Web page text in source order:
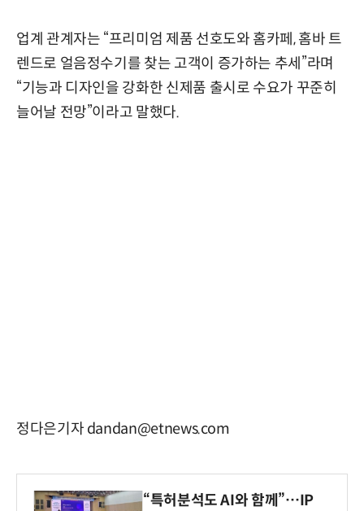
업계 관계자는 “프리미엄 제품 선호도와 홈카페, 홈바 트
렌드로 얼음정수기를 찾는 고객이 증가하는 추세”라며
“기능과 디자인을 강화한 신제품 출시로 수요가 꾸준히
늘어날 전망”이라고 말했다.
정다은기자 dandan@etnews.com
“특허분석도 AI와 함께”…IP